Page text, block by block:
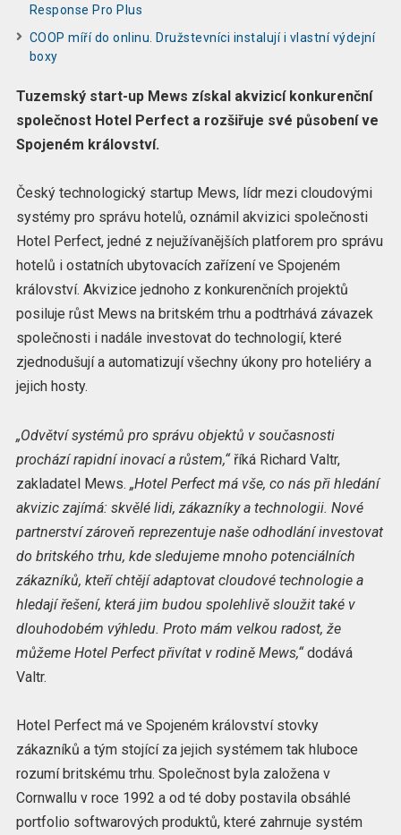
Response Pro Plus
COOP míří do onlinu. Družstevníci instalují i vlastní výdejní
boxy
Tuzemský start-up Mews získal akvizicí konkurenční
společnost Hotel Perfect a rozšiřuje své působení ve
Spojeném království.
Český technologický startup Mews, lídr mezi cloudovými
systémy pro správu hotelů, oznámil akvizici společnosti
Hotel Perfect, jedné z nejužívanějších platforem pro správu
hotelů i ostatních ubytovacích zařízení ve Spojeném
království. Akvizice jednoho z konkurenčních projektů
posiluje růst Mews na britském trhu a podtrhává závazek
společnosti i nadále investovat do technologií, které
zjednodušují a automatizují všechny úkony pro hoteliéry a
jejich hosty.
„Odvětví systémů pro správu objektů v současnosti
prochází rapidní inovací a růstem,“ říká Richard Valtr,
zakladatel Mews. „Hotel Perfect má vše, co nás při hledání
akvizic zajímá: skvělé lidi, zákazníky a technologii. Nové
partnerství zároveň reprezentuje naše odhodlání investovat
do britského trhu, kde sledujeme mnoho potenciálních
zákazníků, kteří chtějí adaptovat cloudové technologie a
hledají řešení, která jim budou spolehlivě sloužit také v
dlouhodobém výhledu. Proto mám velkou radost, že
můžeme Hotel Perfect přivítat v rodině Mews,“dodává
Valtr.
Hotel Perfect má ve Spojeném království stovky
zákazníků a tým stojící za jejich systémem tak hluboce
rozumí britskému trhu. Společnost byla založena v
Cornwallu v roce 1992 a od té doby postavila obsáhlé
portfolio softwarových produktů, které zahrnuje systém